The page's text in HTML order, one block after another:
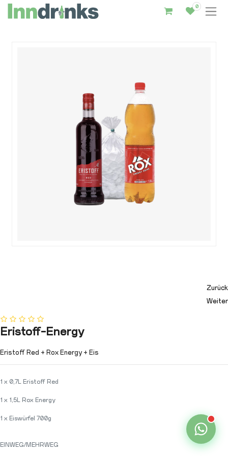
0
Zurück
Weiter
Eristoff-Energy
Eristoff Red + Rox Energy + Eis
1 x 0,7L Eristoff Red
1 x 1,5L Rox Energy
1 x Eiswürfel 700g
EINWEG/MEHRWEG